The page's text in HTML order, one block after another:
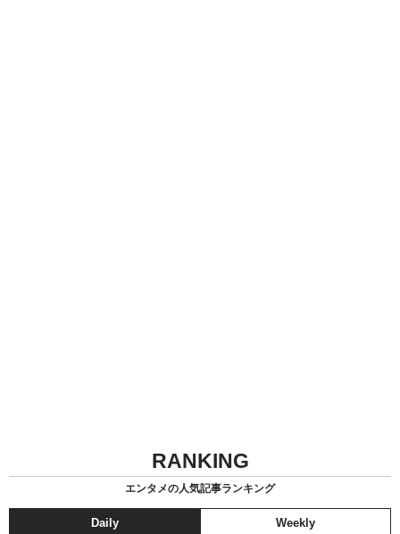
RANKING
エンタメの人気記事ランキング
Daily Weekly